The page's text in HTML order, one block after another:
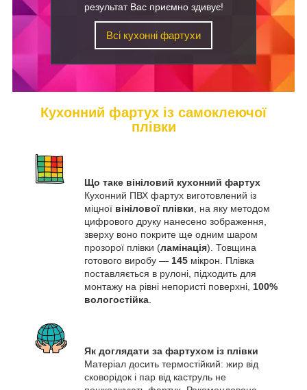
результат Вас приємно здивує!
Всі кухонні фартухи
Кухонний фартух із самоклеючої
плівки
Що таке вініловий кухонний фартух
Кухонний ПВХ фартух виготовлений із
міцної вінілової плівки, на яку методом
цифрового друку нанесено зображення,
зверху воно покрите ще одним шаром
прозорої плівки (ламінація). Товщина
готового виробу — 145 мікрон. Плівка
поставляється в рулоні, підходить для
монтажу на рівні непористі поверхні, 100%
вологостійка.
Як доглядати за фартухом із плівки
Матеріал досить термостійкий: жир від
сковорідок і пар від каструль не